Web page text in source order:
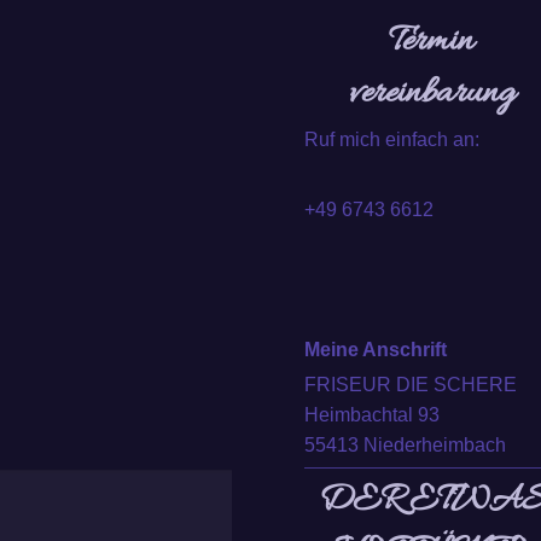
Termin
vereinbarung
Ruf mich einfach an:
+49 6743 6612
Meine Anschrift
FRISEUR DIE SCHERE
Heimbachtal 93
55413 Niederheimbach
DER